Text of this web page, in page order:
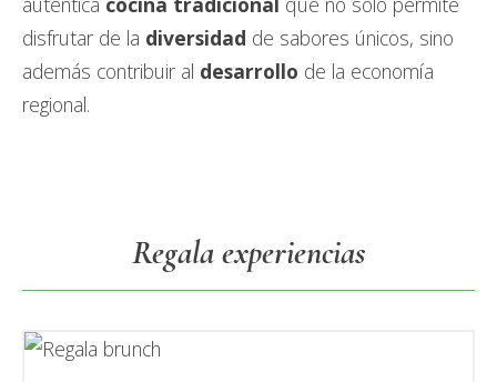
disfrutar de la diversidad de sabores únicos, sino
además contribuir al desarrollo de la economía
regional.
Sidebar
Regala experiencias